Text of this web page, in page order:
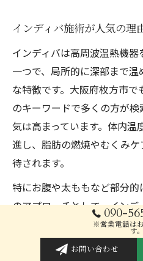
インディバ施術が人気の理
インディバは高周波温熱機
一つで、局所的に深部まで
な特徴です。大阪府枚方市
のキーワードで多くの方が
気は高まっています。体内温
進し、脂肪の燃焼やむくみ
待されます。
特にお腹や太ももなど部分的
のアプローチとして、イン
ます。施術後は体がポカポ
巡りが良くなるため、老廃
090-
※営業電話は
す。
お問い合わせ